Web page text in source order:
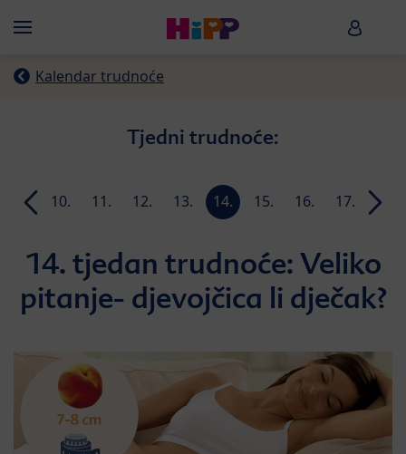
Menü HiPP
Kalendar trudnoće
Tjedni trudnoće:
9.
10.
11.
12.
13.
14.
15.
16.
17.
18.
14. tjedan trudnoće: Veliko
pitanje- djevojčica li dječak?